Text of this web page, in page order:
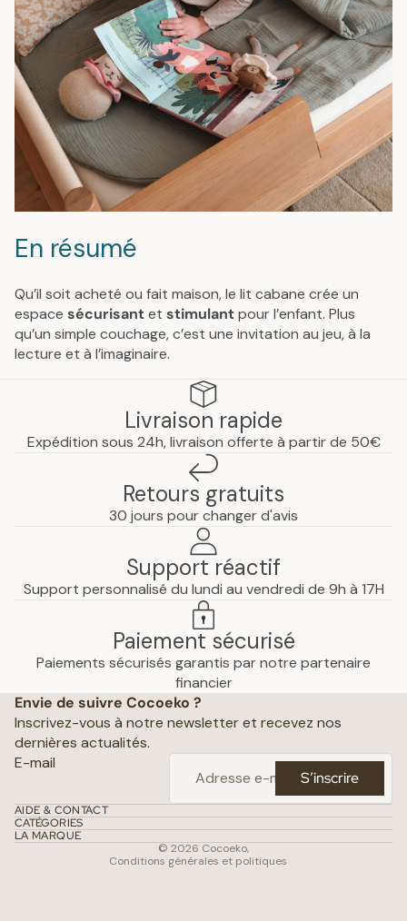
En résumé
Qu’il soit acheté ou fait maison, le lit cabane crée un
espace sécurisantet stimulantpour l’enfant. Plus
qu’un simple couchage, c’est une invitation au jeu, à la
lecture et à l’imaginaire.
Livraison rapide
Expédition sous 24h, livraison offerte à partir de 50€
Retours gratuits
30 jours pour changer d'avis
Support réactif
Support personnalisé du lundi au vendredi de 9h à 17H
Paiement sécurisé
Paiements sécurisés garantis par notre partenaire
financier
Envie de suivre Cocoeko ?
Inscrivez-vous à notre newsletter et recevez nos
dernières actualités.
E-mail
S’inscrire
AIDE & CONTACT
CATÉGORIES
LA MARQUE
© 2026 Cocoeko,
Conditions générales et politiques
Mentions légales
Conditions générales de vente
Coordonnées
Conditions d’utilisation